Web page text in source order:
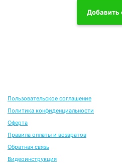
Добавить
Пользовательское соглашение
Политика конфиденциальности
Оферта
Правила оплаты и возвратов
Обратная связь
Видеоинструкция